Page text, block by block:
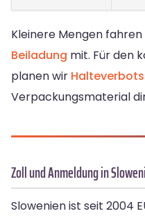
Kleinere Mengen
Beiladung mit. Für den
planen wir
Verpackungsmaterial
Zoll und Anmeldung in
Slowenien ist seit 2004